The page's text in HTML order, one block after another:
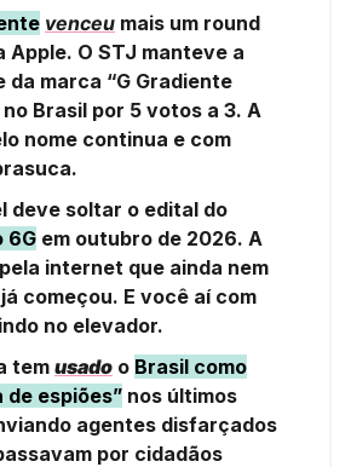
venceu mais um round
Apple. O STJ manteve a
da marca “G Gradiente
no Brasil por 5 votos a 3. A
nome continua e com
deve soltar o edital do
6G em outubro de 2026. A
internet que ainda nem
começou. E você aí com
no elevador.
tem usado o Brasil como
de espiões” nos últimos
agentes disfarçados
por cidadãos